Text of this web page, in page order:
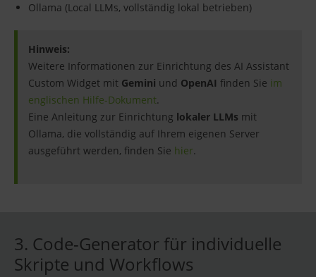
Ollama (Local LLMs, vollständig lokal betrieben)
Hinweis:
Weitere Informationen zur Einrichtung des AI Assistant
Custom Widget mit Gemini und OpenAI finden Sie im
englischen Hilfe-Dokument.
Eine Anleitung zur Einrichtung lokaler LLMs mit
Ollama, die vollständig auf Ihrem eigenen Server
ausgeführt werden, finden Sie hier.
3. Code-Generator für individuelle
Skripte und Workflows